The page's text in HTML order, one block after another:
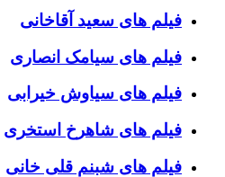
فیلم های سعید آقاخانی
فیلم های سیامک انصاری
فیلم های سیاوش خیرابی
فیلم های شاهرخ استخری
فیلم های شبنم قلی خانی